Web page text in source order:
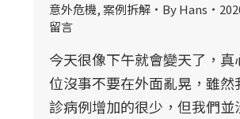
意外危機,案例拆解 ByHans
留言
今天很像下午就會變天了，真
位沒事不要在外面亂晃，雖然
診病例增加的很少，但我們並